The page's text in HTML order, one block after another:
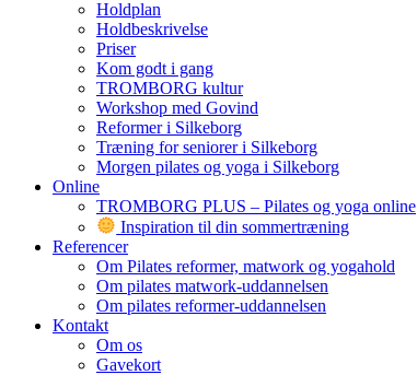
Holdplan
Holdbeskrivelse
Priser
Kom godt i gang
TROMBORG kultur
Workshop med Govind
Reformer i Silkeborg
Træning for seniorer i Silkeborg
Morgen pilates og yoga i Silkeborg
Online
TROMBORG PLUS – Pilates og yoga online
Inspiration til din sommertræning
Referencer
Om Pilates reformer, matwork og yogahold
Om pilates matwork-uddannelsen
Om pilates reformer-uddannelsen
Kontakt
Om os
Gavekort